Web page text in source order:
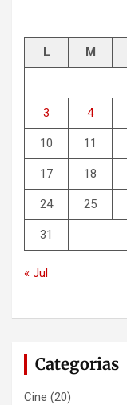
L M
3 4
10 11
17 18
24 25
31
« Jul
Categorias
Cine (20)